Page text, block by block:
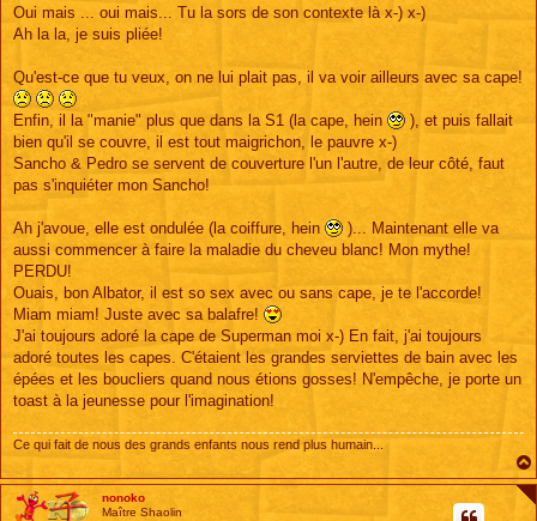
s
a
Oui mais ... oui mais... Tu la sors de son contexte là x-) x-)
Ah la la, je suis pliée!
Qu'est-ce que tu veux, on ne lui plait pas, il va voir ailleurs avec sa cape!
Enfin, il la "manie" plus que dans la S1 (la cape, hein
), et puis fallait
bien qu'il se couvre, il est tout maigrichon, le pauvre x-)
Sancho & Pedro se servent de couverture l'un l'autre, de leur côté, faut
pas s'inquiéter mon Sancho!
Ah j'avoue, elle est ondulée (la coiffure, hein
)... Maintenant elle va
aussi commencer à faire la maladie du cheveu blanc! Mon mythe!
PERDU!
Ouais, bon Albator, il est so sex avec ou sans cape, je te l'accorde!
Miam miam! Juste avec sa balafre!
J'ai toujours adoré la cape de Superman moi x-) En fait, j'ai toujours
adoré toutes les capes. C'étaient les grandes serviettes de bain avec les
épées et les boucliers quand nous étions gosses! N'empêche, je porte un
toast à la jeunesse pour l'imagination!
Ce qui fait de nous des grands enfants nous rend plus humain...
nonoko
Maître Shaolin